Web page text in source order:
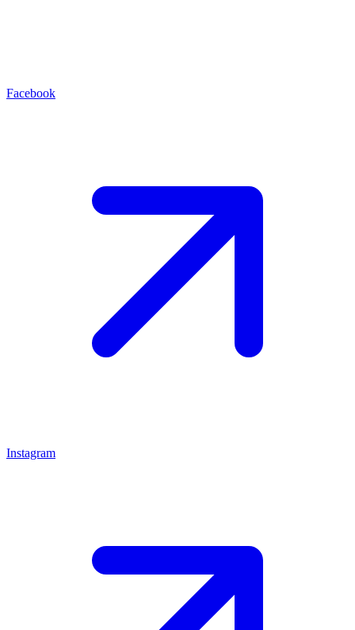
Facebook
Instagram